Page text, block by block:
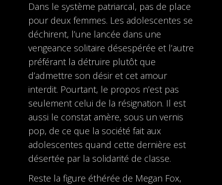
Dans le système patriarcal, pas de place
pour deux femmes. Les adolescentes se
déchirent, l’une lancée dans une
vengeance solitaire désespérée et l’autre
préférant la détruire plutôt que
d’admettre son désir et cet amour
interdit. Pourtant, le propos n’est pas
seulement celui de la résignation. Il est
aussi le constat amère, sous un vernis
pop, de ce que la société fait aux
adolescentes quand cette dernière est
désertée par la solidarité de classe.
Reste la figure éthérée de Megan Fox,